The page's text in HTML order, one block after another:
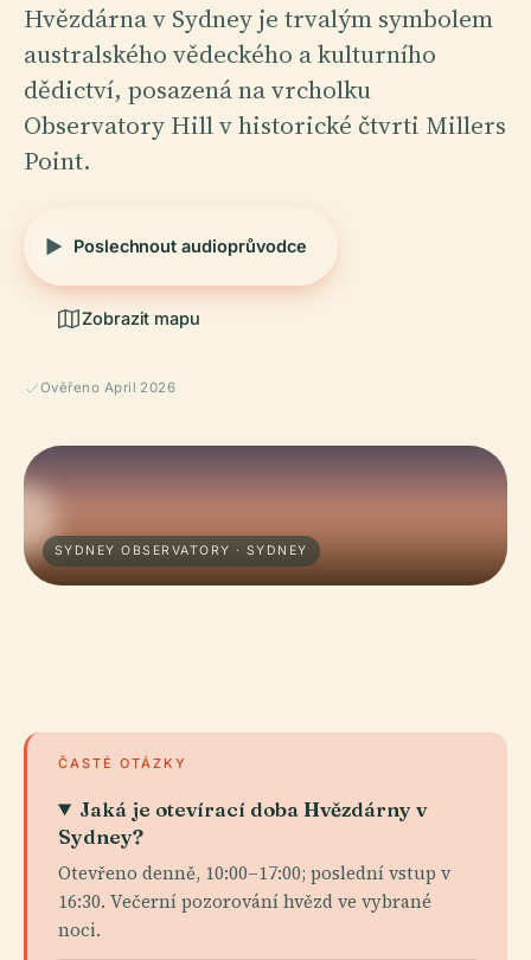
Hvězdárna v Sydney je trvalým symbolem
australského vědeckého a kulturního
dědictví, posazená na vrcholku
Observatory Hill v historické čtvrti Millers
Point.
Poslechnout audioprůvodce
Zobrazit mapu
Ověřeno April 2026
SYDNEY OBSERVATORY · SYDNEY
ČASTÉ OTÁZKY
Jaká je otevírací doba Hvězdárny v
Sydney?
Otevřeno denně, 10:00–17:00; poslední vstup v
16:30. Večerní pozorování hvězd ve vybrané
noci.